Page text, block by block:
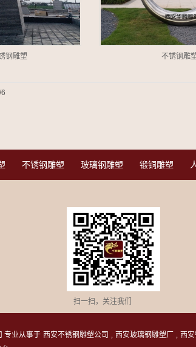
钢雕塑 不锈钢雕
不锈钢雕塑 玻璃钢雕塑 锻铜雕塑
扫一扫，关注我们
专业从事于 西安不锈钢雕塑公司 , 西安玻璃钢雕塑厂 , 西